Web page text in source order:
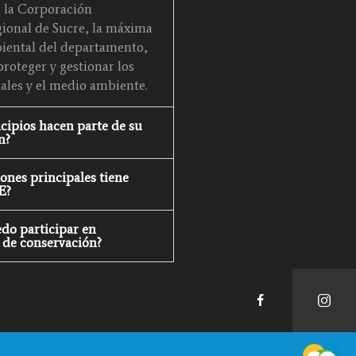
la Corporación
de Sucre, la máxima
del departamento,
y gestionar los
y el medio ambiente.
hacen parte de su
principales tiene
participar en
conservación?